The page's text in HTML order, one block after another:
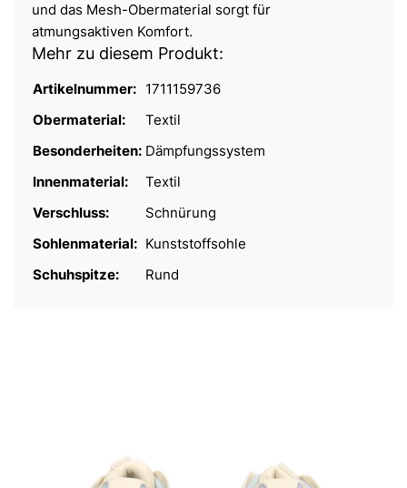
und das Mesh-Obermaterial sorgt für
atmungsaktiven Komfort.
Mehr zu diesem Produkt:
Artikelnummer: 1711159736
Obermaterial:
Textil
Besonderheiten: Dämpfungssystem
Innenmaterial:
Textil
Verschluss:
Schnürung
Sohlenmaterial: Kunststoffsohle
Schuhspitze:
Rund